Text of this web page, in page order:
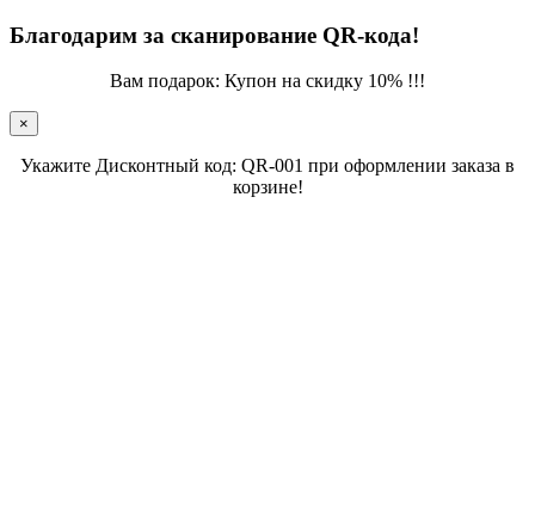
Благодарим за сканирование QR-кода!
Вам подарок: Купон на скидку 10% !!!
×
Укажите Дисконтный код: QR-001 при оформлении заказа в
корзине!